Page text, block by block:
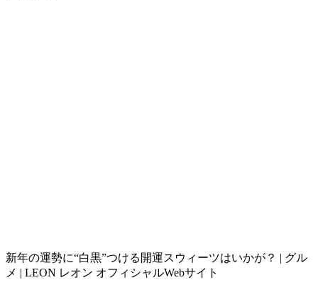
新年の運勢に“白黒”つける開運スウィーツはいかが？ | グル
メ | LEON レオン オフィシャルWebサイト